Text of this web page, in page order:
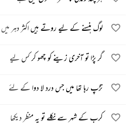
لوگ ہنسنے کے لیے روتے ہیں اکثر دہر میں
گر پڑا تو آخری زینے کو چھو کر کس لیے
تڑپ رہا تھا میں جس درد لا دوا کے لئے
کرب کے شہر سے نکلے تو یہ منظر دیکھا